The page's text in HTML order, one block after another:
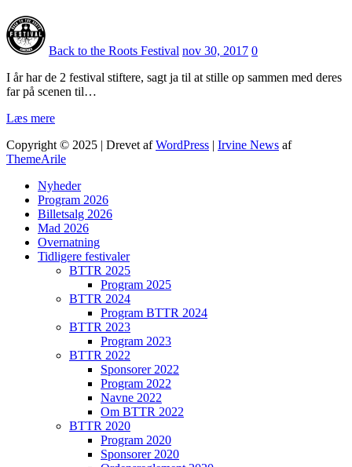
Back to the Roots Festival nov 30, 2017 0
I år har de 2 festival stiftere, sagt ja til at stille op sammen med deres
far på scenen til…
Læs mere
Copyright © 2025 | Drevet afWordPress | Irvine News af
ThemeArile
Nyheder
Program 2026
Billetsalg 2026
Mad 2026
Overnatning
Tidligere festivaler
BTTR 2025
Program 2025
BTTR 2024
Program BTTR 2024
BTTR 2023
Program 2023
BTTR 2022
Sponsorer 2022
Program 2022
Navne 2022
Om BTTR 2022
BTTR 2020
Program 2020
Sponsorer 2020